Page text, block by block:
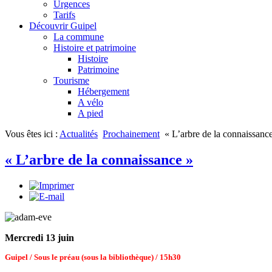
Urgences
Tarifs
Découvrir Guipel
La commune
Histoire et patrimoine
Histoire
Patrimoine
Tourisme
Hébergement
A vélo
A pied
Vous êtes ici : Actualités Prochainement « L’arbre de la
« L’arbre de la connaissance »
Mercredi 13 juin
Guipel / Sous le préau (sous la bibliothèque) / 15h30